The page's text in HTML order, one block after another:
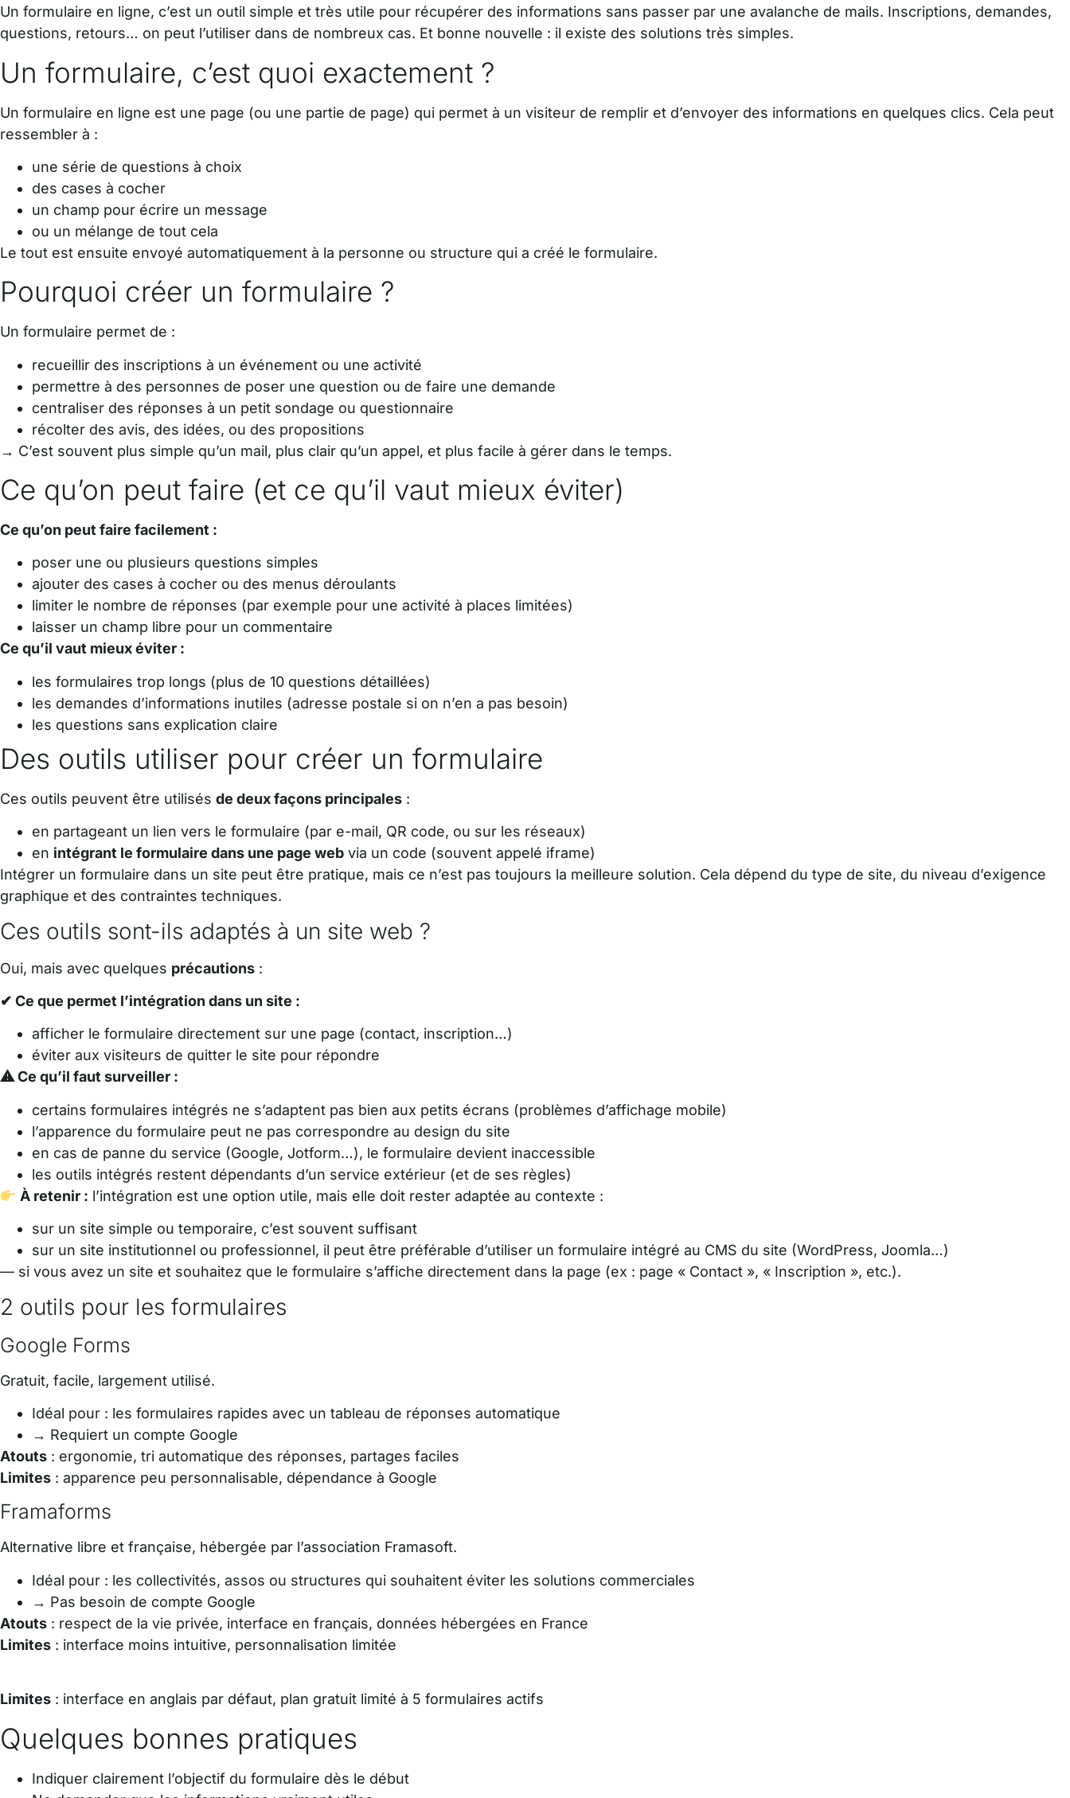
Un formulaire en ligne, c’est un outil simple et très utile pour récupérer des informations sans passer par une avalanche de mails. Inscriptions, demandes,
questions, retours… on peut l’utiliser dans de nombreux cas. Et bonne nouvelle : il existe des solutions très simples.
Un formulaire, c’est quoi exactement ?
Un formulaire en ligne est une page (ou une partie de page) qui permet à un visiteur de remplir et d’envoyer des informations en quelques clics. Cela peut
ressembler à :
une série de questions à choix
des cases à cocher
un champ pour écrire un message
ou un mélange de tout cela
Le tout est ensuite envoyé automatiquement à la personne ou structure qui a créé le formulaire.
Pourquoi créer un formulaire ?
Un formulaire permet de :
recueillir des inscriptions à un événement ou une activité
permettre à des personnes de poser une question ou de faire une demande
centraliser des réponses à un petit sondage ou questionnaire
récolter des avis, des idées, ou des propositions
→ C’est souvent plus simple qu’un mail, plus clair qu’un appel, et plus facile à gérer dans le temps.
Ce qu’on peut faire (et ce qu’il vaut mieux éviter)
Ce qu’on peut faire facilement :
poser une ou plusieurs questions simples
ajouter des cases à cocher ou des menus déroulants
limiter le nombre de réponses (par exemple pour une activité à places limitées)
laisser un champ libre pour un commentaire
Ce qu’il vaut mieux éviter :
les formulaires trop longs (plus de 10 questions détaillées)
les demandes d’informations inutiles (adresse postale si on n’en a pas besoin)
les questions sans explication claire
Des outils utiliser pour créer un formulaire
Ces outils peuvent être utilisés de deux façons principales :
en partageant un lien vers le formulaire (par e-mail, QR code, ou sur les réseaux)
en intégrant le formulaire dans une page web via un code (souvent appelé iframe)
Intégrer un formulaire dans un site peut être pratique, mais ce n’est pas toujours la meilleure solution. Cela dépend du type de site, du niveau d’exigence
graphique et des contraintes techniques.
Ces outils sont-ils adaptés à un site web ?
Oui, mais avec quelques précautions :
✔ Ce que permet l’intégration dans un site :
afficher le formulaire directement sur une page (contact, inscription…)
éviter aux visiteurs de quitter le site pour répondre
⚠ Ce qu’il faut surveiller :
certains formulaires intégrés ne s’adaptent pas bien aux petits écrans (problèmes d’affichage mobile)
l’apparence du formulaire peut ne pas correspondre au design du site
en cas de panne du service (Google, Jotform…), le formulaire devient inaccessible
les outils intégrés restent dépendants d’un service extérieur (et de ses règles)
À retenir : l’intégration est une option utile, mais elle doit rester adaptée au contexte :
sur un site simple ou temporaire, c’est souvent suffisant
sur un site institutionnel ou professionnel, il peut être préférable d’utiliser un formulaire intégré au CMS du site (WordPress, Joomla…)
— si vous avez un site et souhaitez que le formulaire s’affiche directement dans la page (ex : page « Contact », « Inscription », etc.).
2 outils pour les formulaires
Google Forms
Gratuit, facile, largement utilisé.
Idéal pour : les formulaires rapides avec un tableau de réponses automatique
→ Requiert un compte Google
Atouts : ergonomie, tri automatique des réponses, partages faciles
Limites : apparence peu personnalisable, dépendance à Google
Framaforms
Alternative libre et française, hébergée par l’association Framasoft.
Idéal pour : les collectivités, assos ou structures qui souhaitent éviter les solutions commerciales
→ Pas besoin de compte Google
Atouts : respect de la vie privée, interface en français, données hébergées en France
Limites : interface moins intuitive, personnalisation limitée
Limites : interface en anglais par défaut, plan gratuit limité à 5 formulaires actifs
Quelques bonnes pratiques
Indiquer clairement l’objectif du formulaire dès le début